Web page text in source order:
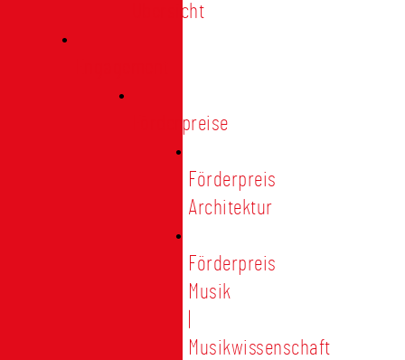
Übersicht
Förderpreise
Förderpreis
Architektur
Förderpreis
Musik
Musikwissenschaft